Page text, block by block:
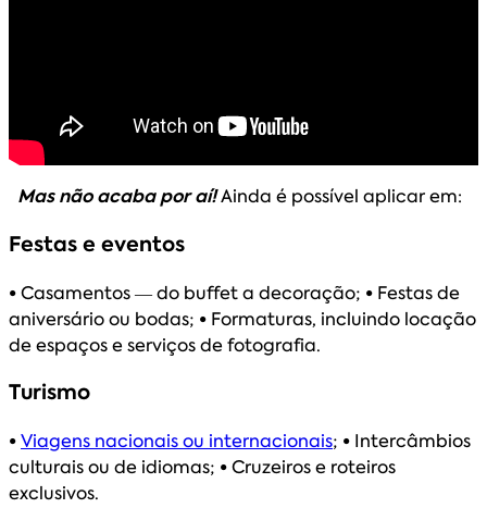
Mas não acaba por aí!Ainda é possível aplicar em:
Festas e eventos
•Casamentos — do buffet a decoração; • Festas de
aniversário ou bodas; • Formaturas, incluindo locação
de espaços e serviços de fotografia.
Turismo
•Viagens nacionais ou internacionais; • Intercâmbios
culturais ou de idiomas; •Cruzeiros e roteiros
exclusivos.